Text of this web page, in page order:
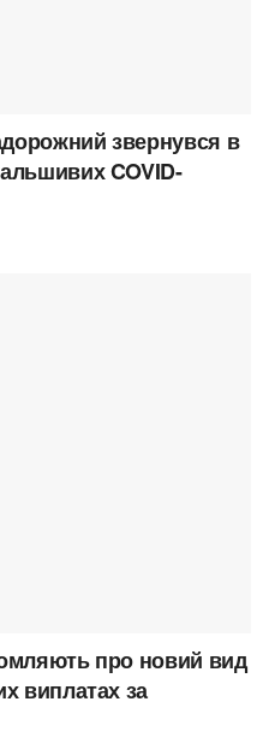
звернувся в
COVID-
про новий вид
виплатах за